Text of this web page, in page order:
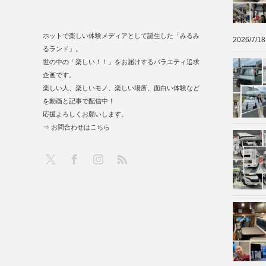
2026/7/18
ホットで楽しい体験メディアとして誕生した「みるみ
るランド」。
世の中の「楽しい！！」をお届けするバラエティ追求
企画です。
楽しい人、楽しいモノ、楽しい場所、面白い体験など
を動画と記事で配信中！
応援よろしくお願いします。
⇒ お問合わせはこちら
FacebookInstagram
RSS